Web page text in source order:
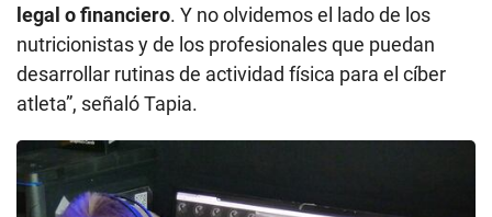
legal o financiero. Y no olvidemos el lado de los
nutricionistas y de los profesionales que puedan
desarrollar rutinas de actividad física para el cíber
atleta”, señaló Tapia.